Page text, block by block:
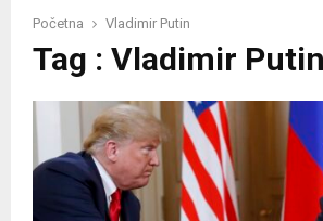
Početna Vladimir Putin
Tag : Vladimir Putin